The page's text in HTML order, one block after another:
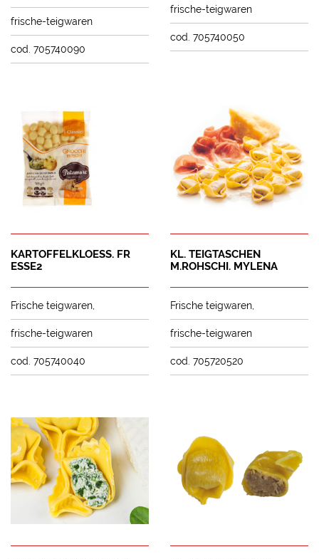
frische-teigwaren
cod. 705740090
frische-teigwaren
cod. 705740050
KARTOFFELKLOESS. FR
ESSE2
Frische teigwaren
frische-teigwaren
cod. 705740040
KL. TEIGTASCHEN
M.ROHSCHI. MYLENA
Frische teigwaren
frische-teigwaren
cod. 705720520